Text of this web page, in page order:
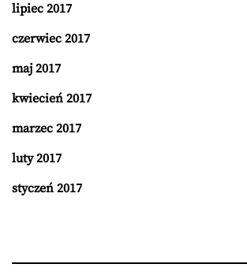
lipiec 2017
czerwiec 2017
maj 2017
kwiecień 2017
marzec 2017
luty 2017
styczeń 2017